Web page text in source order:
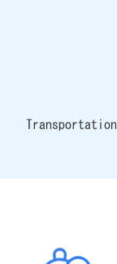
Transportation